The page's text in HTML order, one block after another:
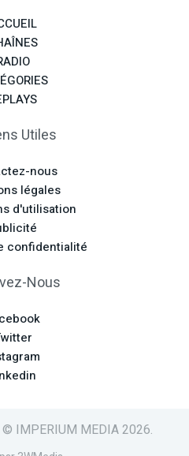
Utiles
nous
légales
d'utilisation
confidentialité
Nous
IMPERIUM MEDIA 2026.